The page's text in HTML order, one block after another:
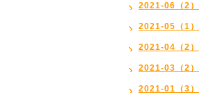
2021-06（2）
2021-05（1）
2021-04（2）
2021-03（2）
2021-01（3）